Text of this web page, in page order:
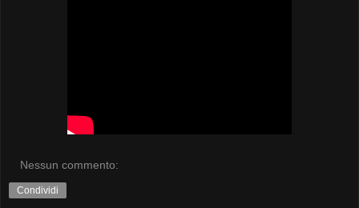
Nessun commento:
Condividi